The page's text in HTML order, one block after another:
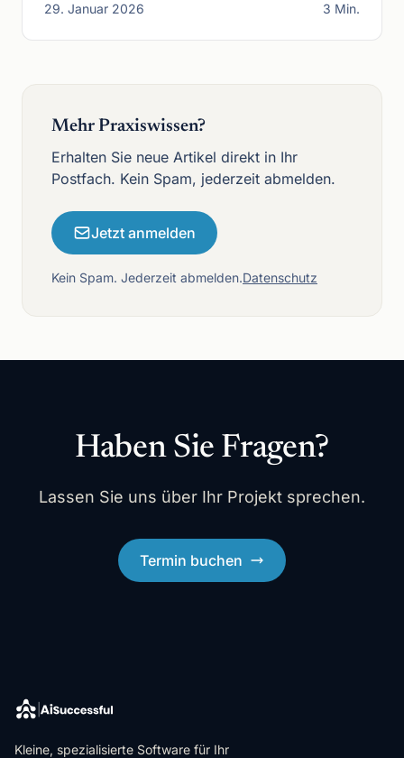
29. Januar 2026 3 Min.
Mehr Praxiswissen?
Erhalten Sie neue Artikel direkt in Ihr
Postfach. Kein Spam, jederzeit abmelden.
Jetzt anmelden
Kein Spam. Jederzeit abmelden.Datenschutz
Haben Sie Fragen?
Lassen Sie uns über Ihr Projekt sprechen.
Termin buchen
Kleine, spezialisierte Software für Ihr